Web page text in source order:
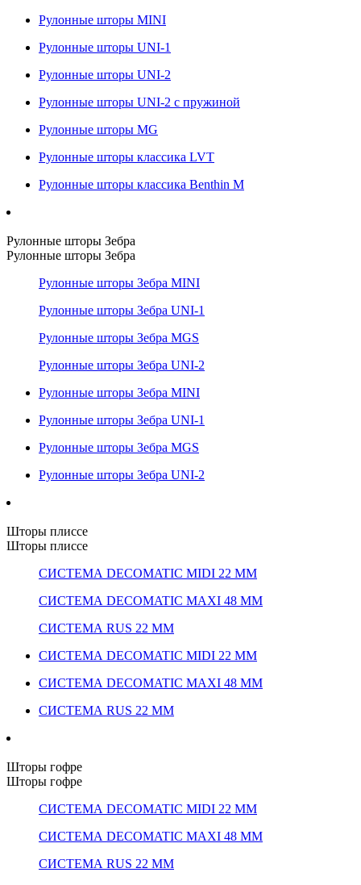
Рулонные шторы MINI
Рулонные шторы UNI-1
Рулонные шторы UNI-2
Рулонные шторы UNI-2 с пружиной
Рулонные шторы MG
Рулонные шторы классика LVT
Рулонные шторы классика Benthin M
Рулонные шторы Зебра
Рулонные шторы Зебра
Рулонные шторы Зебра MINI
Рулонные шторы Зебра UNI-1
Рулонные шторы Зебра MGS
Рулонные шторы Зебра UNI-2
Рулонные шторы Зебра MINI
Рулонные шторы Зебра UNI-1
Рулонные шторы Зебра MGS
Рулонные шторы Зебра UNI-2
Шторы плиссе
Шторы плиссе
СИСТЕМА DECOMATIC MIDI 22 ММ
СИСТЕМА DECOMATIC MAXI 48 ММ
СИСТЕМА RUS 22 ММ
СИСТЕМА DECOMATIC MIDI 22 ММ
СИСТЕМА DECOMATIC MAXI 48 ММ
СИСТЕМА RUS 22 ММ
Шторы гофре
Шторы гофре
СИСТЕМА DECOMATIC MIDI 22 ММ
СИСТЕМА DECOMATIC MAXI 48 ММ
СИСТЕМА RUS 22 ММ